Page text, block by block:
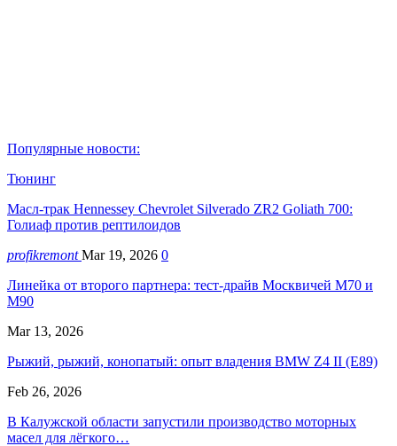
Популярные новости:
Тюнинг
Масл-трак Hennessey Chevrolet Silverado ZR2 Goliath 700:
Голиаф против рептилоидов
profikremontMar 19, 2026 0
Линейка от второго партнера: тест-драйв Москвичей М70 и
М90
Mar 13, 2026
Рыжий, рыжий, конопатый: опыт владения BMW Z4 II (E89)
Feb 26, 2026
В Калужской области запустили производство моторных
масел для лёгкого…